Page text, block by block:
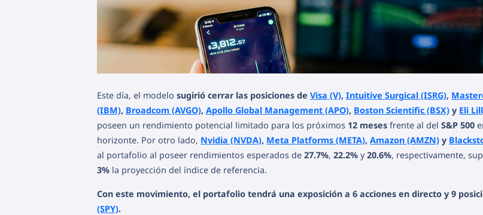
Este día, el modelo sugirió cerrar las posiciones de Visa (V), Intuitive Surgical (ISRG),
(IBM), Broadcom (AVGO), Apollo Global Management (APO), Boston Scientific (BSX) y Eli
poseen un rendimiento potencial limitado para los próximos 12 meses frente al del S&P 500
horizonte. Por otro lado, Nvidia (NVDA), Meta Platforms (META), Amazon (AMZN) y
al portafolio al poseer rendimientos esperados de 27.7%, 22.2% y20.6%, respectivamente,
3% la proyección del índice de referencia.
Con este movimiento, el portafolio tendrá una exposición a 6 acciones en directo y 9
(SPY).